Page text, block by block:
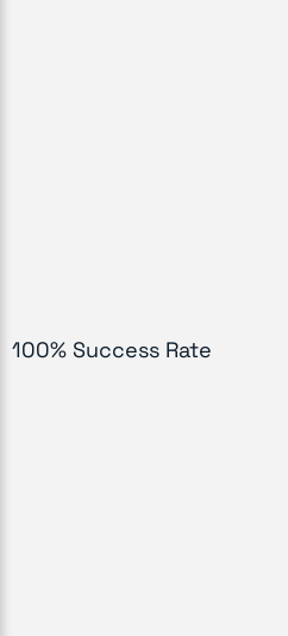
100% Success Rate